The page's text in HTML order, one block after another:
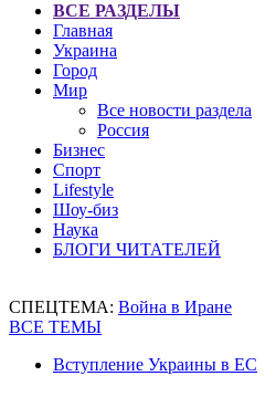
ВСЕ РАЗДЕЛЫ
Главная
Украина
Город
Мир
Все новости раздела
Россия
Бизнес
Спорт
Lifestyle
Шоу-биз
Наука
БЛОГИ ЧИТАТЕЛЕЙ
СПЕЦТЕМА: Война в Иране
ВСЕ ТЕМЫ
Вступление Украины в ЕС